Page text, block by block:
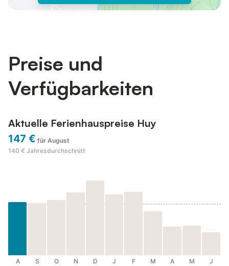
Preise und
Verfügbarkeiten
Aktuelle Ferienhauspreise Huy
147 € für August
140 € Jahresdurchschnitt
A S O N D J F M A M J